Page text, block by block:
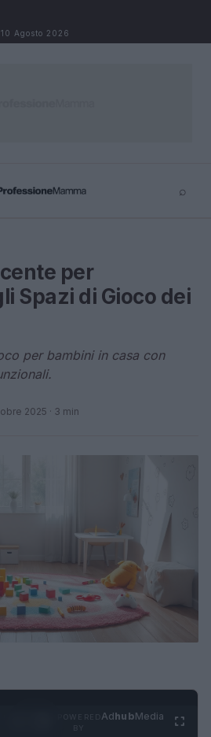
10 Agosto 2026
⌕
per
Spazi di Gioco dei
per bambini in casa con
2025 · 3 min
AdhubMedia